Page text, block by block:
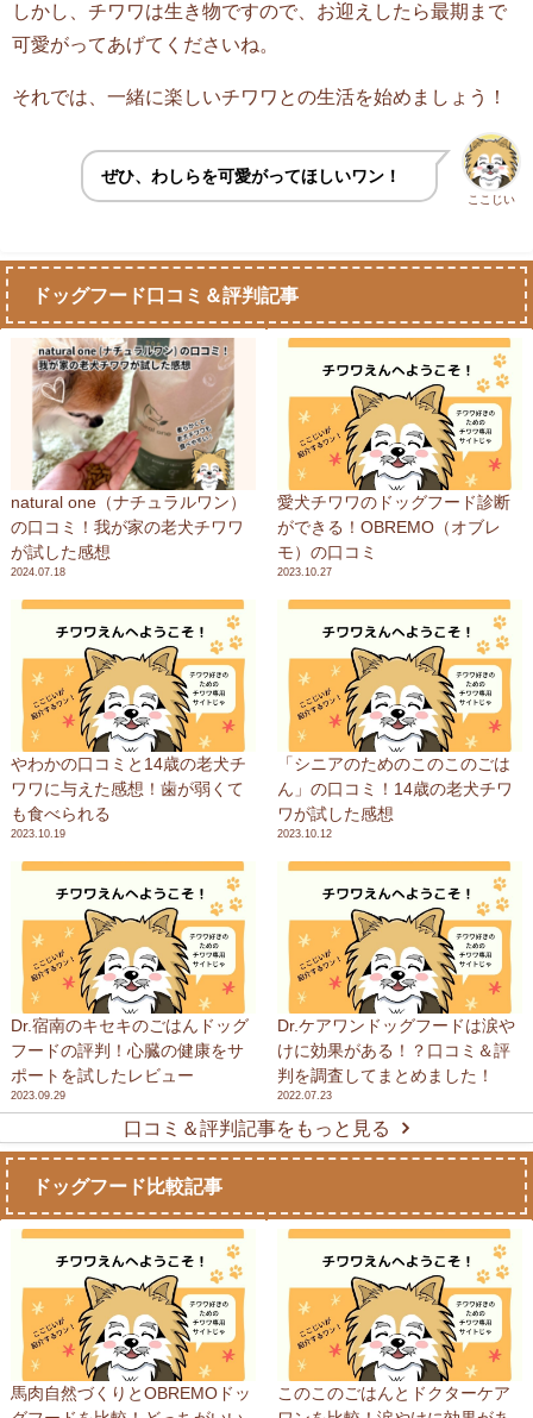
しかし、チワワは生き物ですので、お迎えしたら最期まで
可愛がってあげてくださいね。
それでは、一緒に楽しいチワワとの生活を始めましょう！
ここじい
ぜひ、わしらを可愛がってほしいワン！
ドッグフード口コミ＆評判記事
natural one（ナチュラルワン）
の口コミ！我が家の老犬チワワ
が試した感想
2024.07.18
愛犬チワワのドッグフード診断
ができる！OBREMO（オブレ
モ）の口コミ
2023.10.27
やわかの口コミと14歳の老犬チ
ワワに与えた感想！歯が弱くて
も食べられる
2023.10.19
「シニアのためのこのこのごは
ん」の口コミ！14歳の老犬チワ
ワが試した感想
2023.10.12
Dr.宿南のキセキのごはんドッグ
フードの評判！心臓の健康をサ
ポートを試したレビュー
2023.09.29
Dr.ケアワンドッグフードは涙や
けに効果がある！？口コミ＆評
判を調査してまとめました！
2022.07.23
口コミ＆評判記事をもっと見る
ドッグフード比較記事
馬肉自然づくりとOBREMOドッ
このこのごはんとドクターケア